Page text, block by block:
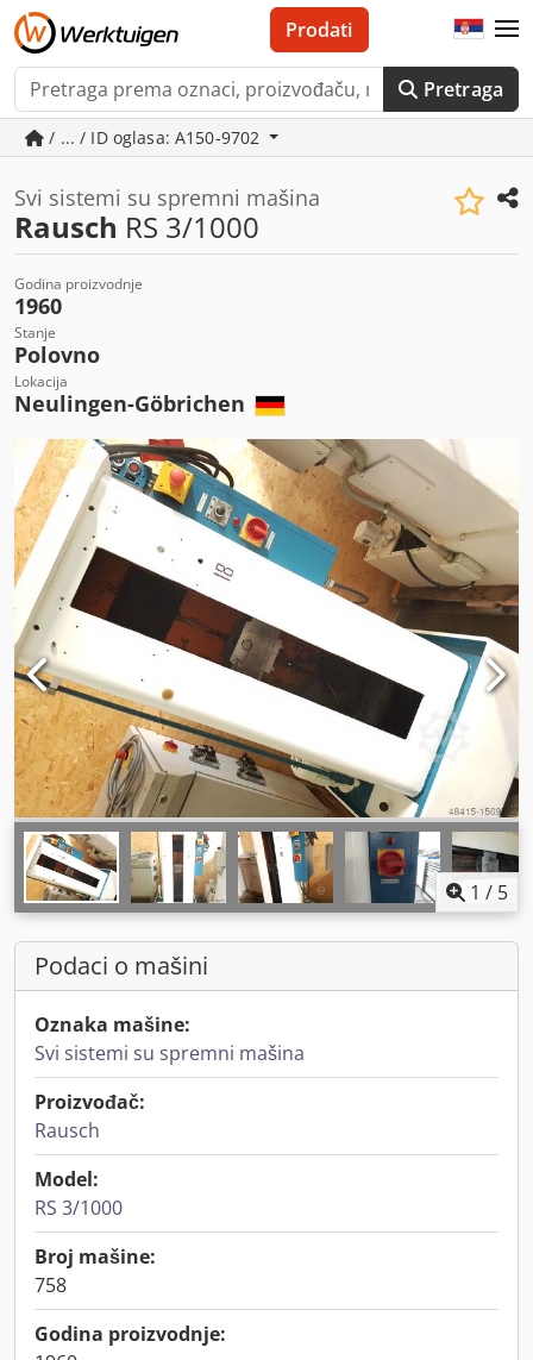
Pretraga
Prodati
/ ... / ID oglasa: A150-9702
Svi sistemi su spremni mašina
Rausch RS 3/1000
Godina proizvodnje
1960
Stanje
Polovno
Lokacija
Neulingen-Göbrichen
1 / 5
Podaci o mašini
Oznaka mašine:
Svi sistemi su spremni mašina
Proizvođač:
Rausch
Model:
RS 3/1000
Broj mašine:
758
Godina proizvodnje: